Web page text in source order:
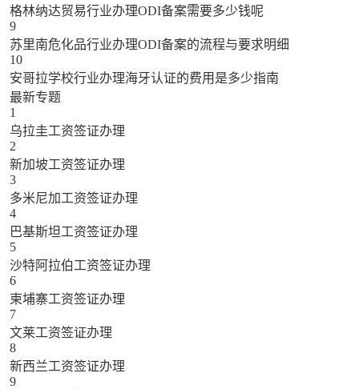
格林纳达贸易行业办理ODI备案需要多少钱呢
9
苏里南危化品行业办理ODI备案的流程与要求明细
10
安哥拉学校行业办理海牙认证的费用是多少指南
最新专题
1
乌拉圭工资签证办理
2
新加坡工资签证办理
3
多米尼加工资签证办理
4
巴基斯坦工资签证办理
5
沙特阿拉伯工资签证办理
6
柬埔寨工资签证办理
7
文莱工资签证办理
8
新西兰工资签证办理
9